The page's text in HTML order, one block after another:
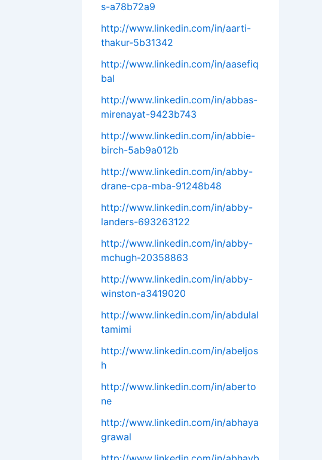
s-a78b72a9
http://www.linkedin.com/in/aarti-
thakur-5b31342
http://www.linkedin.com/in/aasefiq
bal
http://www.linkedin.com/in/abbas-
mirenayat-9423b743
http://www.linkedin.com/in/abbie-
birch-5ab9a012b
http://www.linkedin.com/in/abby-
drane-cpa-mba-91248b48
http://www.linkedin.com/in/abby-
landers-693263122
http://www.linkedin.com/in/abby-
mchugh-20358863
http://www.linkedin.com/in/abby-
winston-a3419020
http://www.linkedin.com/in/abdulal
tamimi
http://www.linkedin.com/in/abeljos
h
http://www.linkedin.com/in/aberto
ne
http://www.linkedin.com/in/abhaya
grawal